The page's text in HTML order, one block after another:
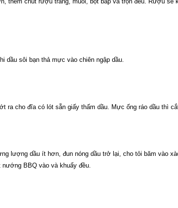
dầu sôi bạn thả mực vào chiên ngập dầu.
ra cho đĩa có lót sẵn giấy thấm dầu. Mực ống ráo dầu thì
lượng dầu ít hơn, đun nóng dầu trở lại, cho tỏi băm vào
BBQ vào và khuấy đều.